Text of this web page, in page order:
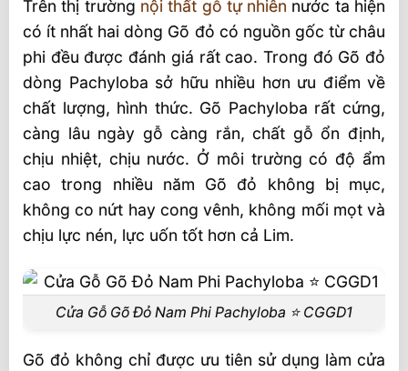
gỗ gõ đỏ
Quy trình cung cấp sản phẩm tại Sht
Dịch vụ cửa gỗ Gõ đỏ Pachyloba SHT
Sản phẩm cửa gỗ Gõ đỏ Pachyloba
Công nghệ
Trên thị trường nội thất gỗ tự nhiên nước ta hiện
có ít nhất hai dòng Gõ đỏ có nguồn gốc từ châu
phi đều được đánh giá rất cao. Trong đó Gõ đỏ
dòng Pachyloba sở hữu nhiều hơn ưu điểm về
chất lượng, hình thức. Gõ Pachyloba rất cứng,
càng lâu ngày gỗ càng rắn, chất gỗ ổn định,
chịu nhiệt, chịu nước. Ở môi trường có độ ẩm
cao trong nhiều năm Gõ đỏ không bị mục,
không co nứt hay cong vênh, không mối mọt và
chịu lực nén, lực uốn tốt hơn cả Lim.
Cửa Gỗ Gõ Đỏ Nam Phi Pachyloba ⭐️ CGGD1
Gõ đỏ không chỉ được ưu tiên sử dụng làm cửa